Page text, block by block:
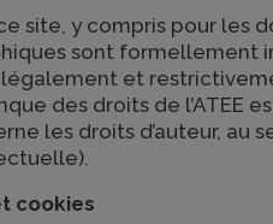
site, y compris pour les
sont formellement
et
des droits de l’ATEE
les droits d’auteur, au
cookies